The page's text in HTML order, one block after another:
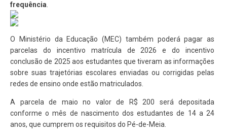
frequência
O Ministério da Educação (MEC) também poderá pagar as
parcelas do incentivo matrícula de 2026 e do incentivo
conclusão de 2025 aos estudantes que tiveram as informações
sobre suas trajetórias escolares enviadas ou corrigidas pelas
redes de ensino onde estão matriculados.
A parcela de maio no valor de R$ 200 será depositada
conforme o mês de nascimento dos estudantes de 14 a 24
anos, que cumprem os requisitos do Pé-de-Meia.